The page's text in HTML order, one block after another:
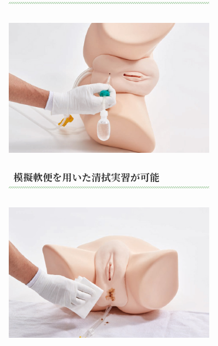
模擬軟便を用いた清拭実習が可能